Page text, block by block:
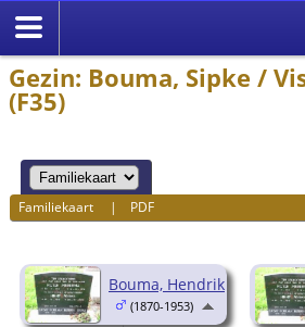
Gezin: Bouma, Sipke /
(F35)
Familiekaart | PDF
Bouma, Hendrik
(1870-1953)